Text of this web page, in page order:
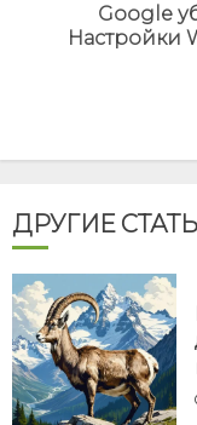
Next
Google
Настройки
ДРУГИЕ